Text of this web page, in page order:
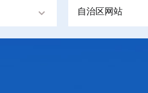
自治区网站